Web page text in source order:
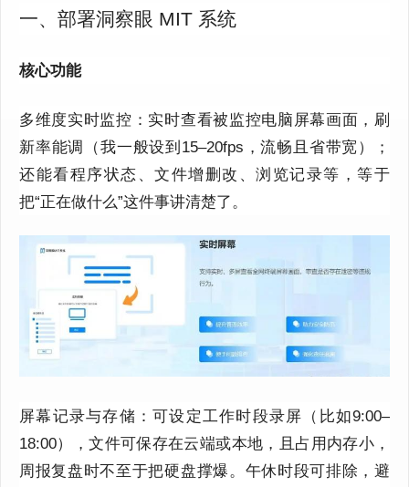
一、部署洞察眼 MIT 系统
核心功能
多维度实时监控： 实时查看被监控电脑屏幕画面， 刷
新率能调（我一般设到 15–20fps ，流畅且省带宽）；
还能看程序状态、文件增删改、浏览记录等，等于
把“正在做什么”这件事讲清楚了。
屏幕记录与存储：可设定工作时段录屏（比如9:00–
18:00），文件可保存在云端或本地，且占用内存小 ，
周报复盘时不至于把硬盘撑爆。午休时段可排除，避